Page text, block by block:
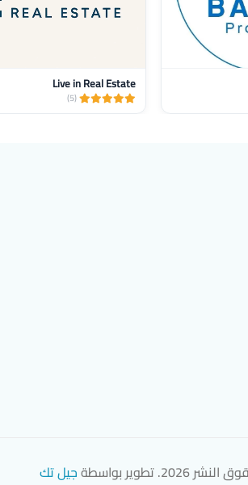
Live in Real Estate
(5)
2026. تطوير بواسطة جيل تك